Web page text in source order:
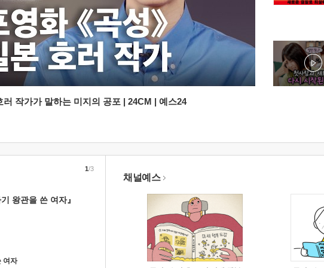
작가가 말하는 미지의 공포 | 24CM | 예스24
왕관을 쓴 여자』
여자
1/3
채널예스